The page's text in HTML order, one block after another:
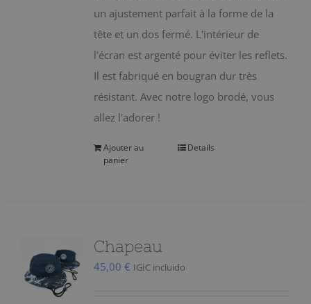
un ajustement parfait à la forme de la
tête et un dos fermé. L'intérieur de
l'écran est argenté pour éviter les reflets.
Il est fabriqué en bougran dur très
résistant. Avec notre logo brodé, vous
allez l'adorer !
Ajouter au
panier
Details
Chapeau
45,00 € IGIC incluido